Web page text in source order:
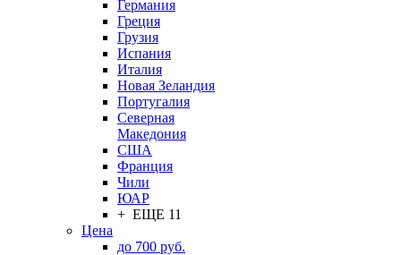
Германия
Греция
Грузия
Испания
Италия
Новая Зеландия
Португалия
Северная
Македония
США
Франция
Чили
ЮАР
+ ЕЩЕ 11
Цена
до 700 руб.